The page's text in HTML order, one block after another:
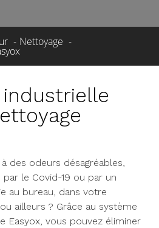
Nettoyage
des odeurs désagréables,
le Covid-19 ou par un
au bureau, dans votre
ailleurs ? Grâce au système
Easyox, vous pouvez éliminer